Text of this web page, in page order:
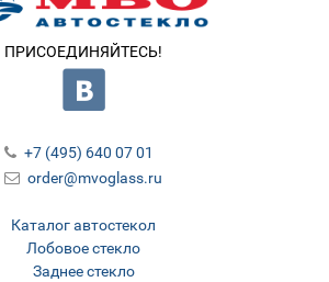
ПРИСОЕДИНЯЙТЕСЬ!
Каталог автостекол
Лобовое стекло
Заднее стекло
+7 (495) 640 07 01
order@mvoglass.ru